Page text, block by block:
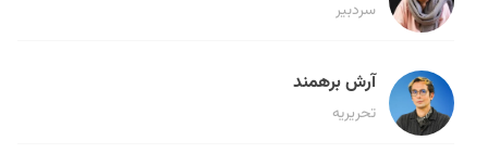
سردبیر
آرش برهمند
تحریریه